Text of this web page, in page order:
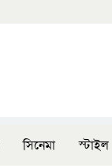
সিনেমা স্টাইল